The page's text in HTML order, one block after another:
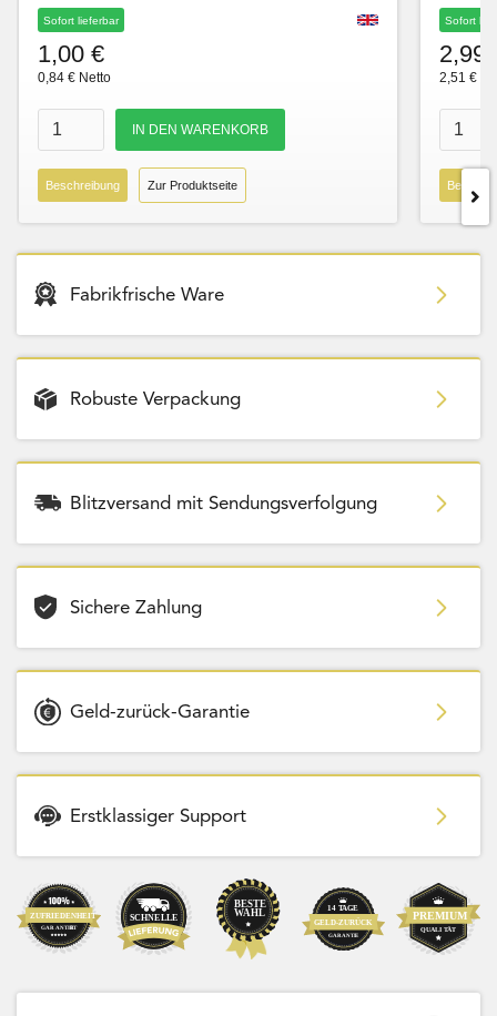
Sofort lieferbar
1,00 €
0,84 € Netto
Beschreibung Zur Produktseite
Sofort
2,99
2,51 €
Fabrikfrische Ware
Robuste Verpackung
Blitzversand mit Sendungsverfolgung
Sichere Zahlung
Geld-zurück-Garantie
Erstklassiger Support